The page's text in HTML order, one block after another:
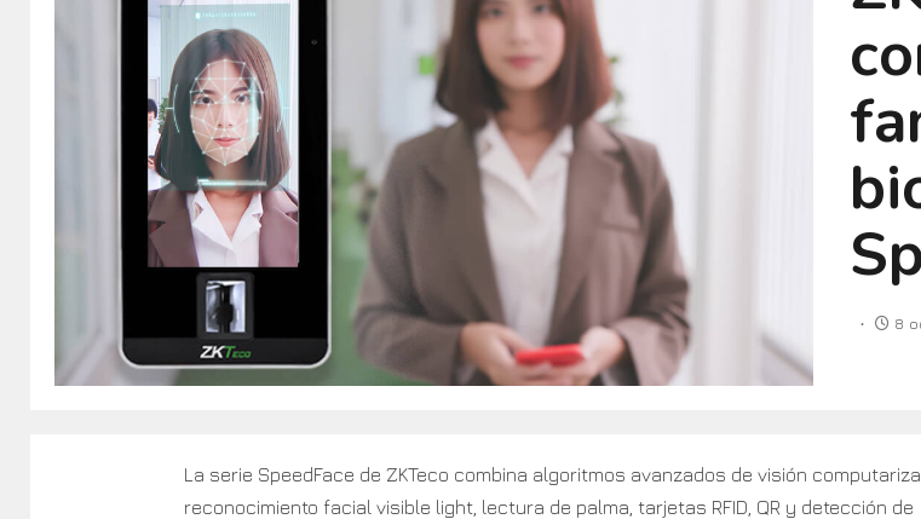
8
La serie SpeedFace de ZKTeco combina algoritmos avanzados de visión
reconocimiento facial visible light, lectura de palma, tarjetas RFID, QR y detección de